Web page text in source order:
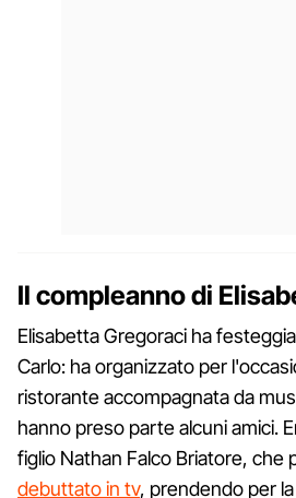
Il compleanno di
Elisabetta Gregoraci ha
Carlo: ha organizzato per
ristorante accompagnata da
hanno preso parte alcuni amici.
figlio Nathan Falco Briatore, che
debuttato in tv, prendendo per